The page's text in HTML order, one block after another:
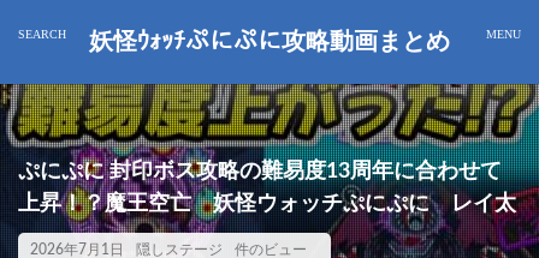
妖怪ｳｫｯﾁぷにぷに攻略動画まとめ
ぷにぷに 封印ボス攻略の難易度13周年に合わせて
上昇！？魔王空亡 妖怪ウォッチぷにぷに レイ太
2026年7月1日 隠しステージ 件のビュー